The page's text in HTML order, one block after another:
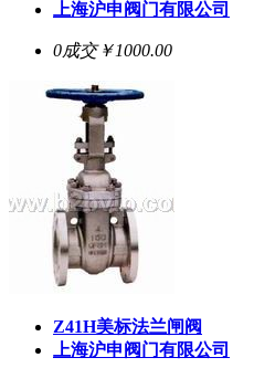
上海沪申阀门有限公司
0成交￥1000.00
Z41H美标法兰闸阀
上海沪申阀门有限公司